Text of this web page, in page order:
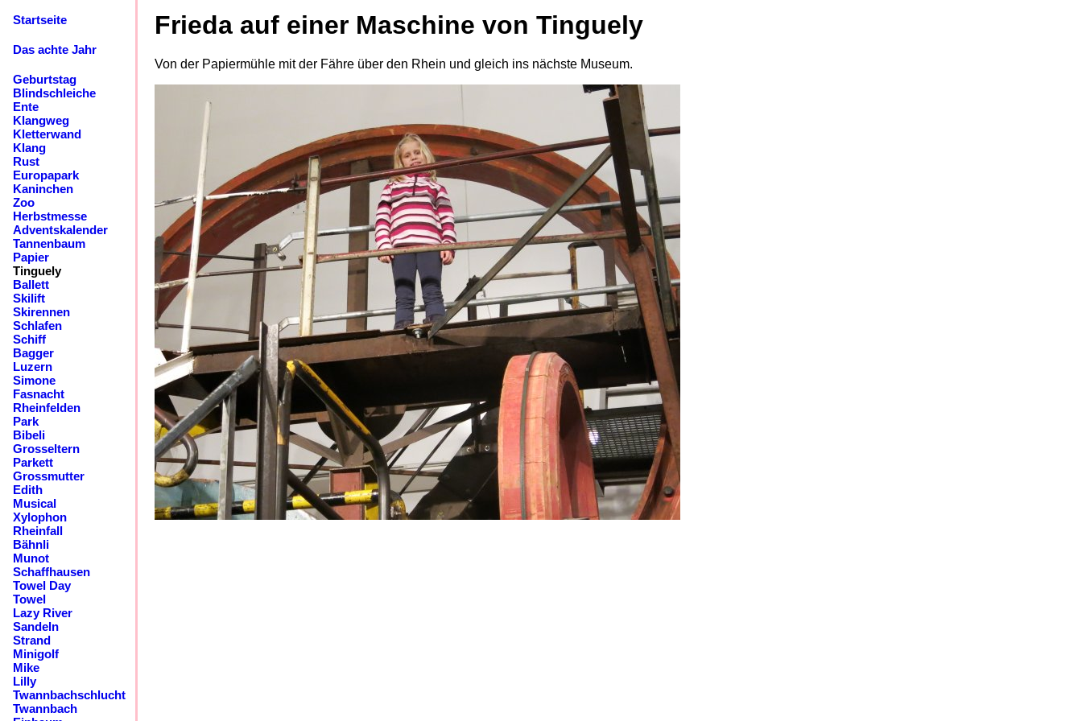
Startseite
Das achte Jahr
Geburtstag
Blindschleiche
Ente
Klangweg
Kletterwand
Klang
Rust
Europapark
Kaninchen
Zoo
Herbstmesse
Adventskalender
Tannenbaum
Papier
Tinguely
Ballett
Skilift
Skirennen
Schlafen
Schiff
Bagger
Luzern
Simone
Fasnacht
Rheinfelden
Park
Bibeli
Grosseltern
Parkett
Grossmutter
Edith
Musical
Xylophon
Rheinfall
Bähnli
Munot
Schaffhausen
Towel Day
Towel
Lazy River
Sandeln
Strand
Minigolf
Mike
Lilly
Twannbachschlucht
Twannbach
Frieda auf einer Maschine von Tinguely
Von der Papiermühle mit der Fähre über den Rhein und gleich ins nächste Museum.